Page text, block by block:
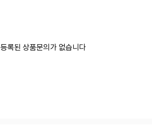
등록된 상품문의가 없습니다